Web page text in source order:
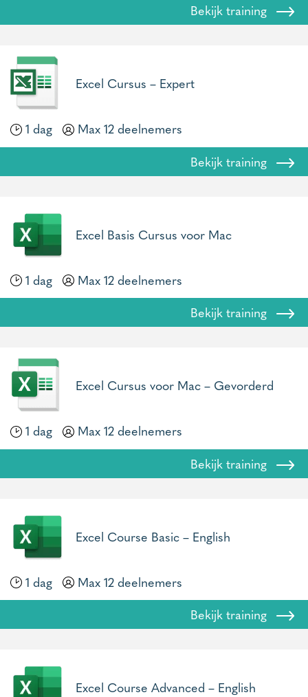
Bekijk training
Excel Cursus – Expert
1 dag
Max 12 deelnemers
Bekijk training
Excel Basis Cursus voor Mac
1 dag
Max 12 deelnemers
Bekijk training
Excel Cursus voor Mac – Gevorderd
1 dag
Max 12 deelnemers
Bekijk training
Excel Course Basic – English
1 dag
Max 12 deelnemers
Bekijk training
Excel Course Advanced – English